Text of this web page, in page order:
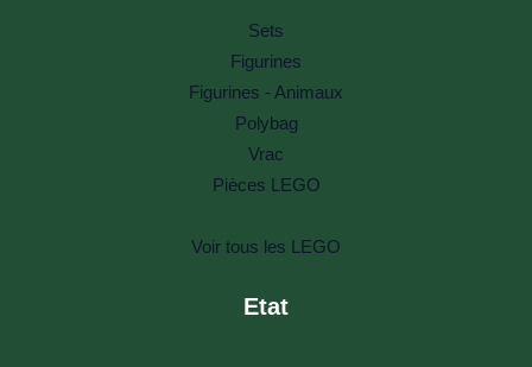
Sets
Figurines
Figurines - Animaux
Polybag
Vrac
Pièces LEGO
Voir tous les LEGO
Etat